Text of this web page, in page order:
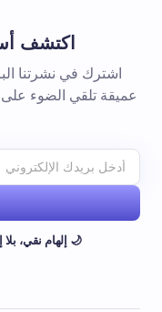
اكتشف
اشترك في نشرتنا
عميقة تلقي الضوء
🌙 إلهام نقي،